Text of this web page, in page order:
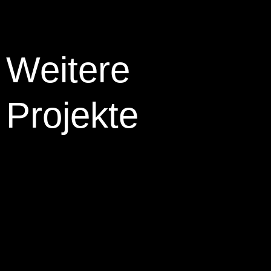
Weitere
Projekte